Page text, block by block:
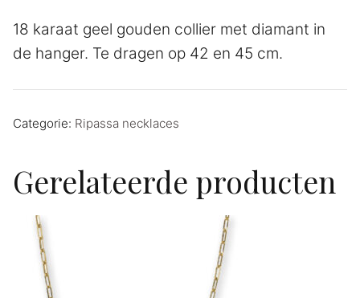
18 karaat geel gouden collier met diamant in
de hanger. Te dragen op 42 en 45 cm.
Categorie: Ripassa necklaces
Gerelateerde producten